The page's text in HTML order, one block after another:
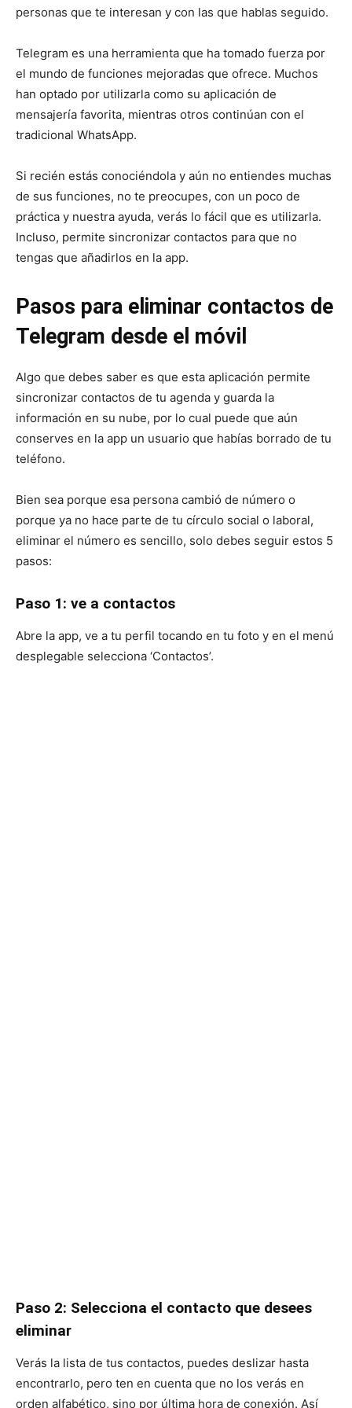
personas que te interesan y con las que hablas seguido.
Telegram es una herramienta que ha tomado fuerza por
el mundo de funciones mejoradas que ofrece. Muchos
han optado por utilizarla como su aplicación de
mensajería favorita, mientras otros continúan con el
tradicional WhatsApp.
Si recién estás conociéndola y aún no entiendes muchas
de sus funciones, no te preocupes, con un poco de
práctica y nuestra ayuda, verás lo fácil que es utilizarla.
Incluso, permite sincronizar contactos para que no
tengas que añadirlos en la app.
Pasos para eliminar contactos de
Telegram desde el móvil
Algo que debes saber es que esta aplicación permite
sincronizar contactos de tu agenda y guarda la
información en su nube, por lo cual puede que aún
conserves en la app un usuario que habías borrado de tu
teléfono.
Bien sea porque esa persona cambió de número o
porque ya no hace parte de tu círculo social o laboral,
eliminar el número es sencillo, solo debes seguir estos 5
pasos:
Paso 1: ve a contactos
Abre la app, ve a tu perfil tocando en tu foto y en el menú
desplegable selecciona ‘Contactos’.
Paso 2: Selecciona el contacto que desees
eliminar
Verás la lista de tus contactos, puedes deslizar hasta
encontrarlo, pero ten en cuenta que no los verás en
orden alfabético, sino por última hora de conexión. Así